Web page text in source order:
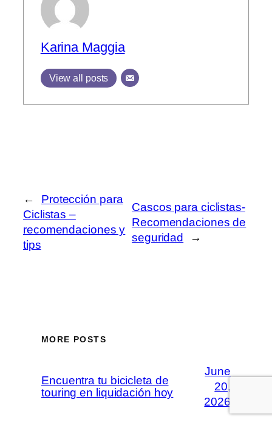
Karina Maggia
View all posts
←
Protección para
Ciclistas –
recomendaciones y
tips
Cascos para ciclistas-
Recomendaciones de
seguridad
→
MORE POSTS
Encuentra tu bicicleta de
touring en liquidación hoy
June
20,
2026